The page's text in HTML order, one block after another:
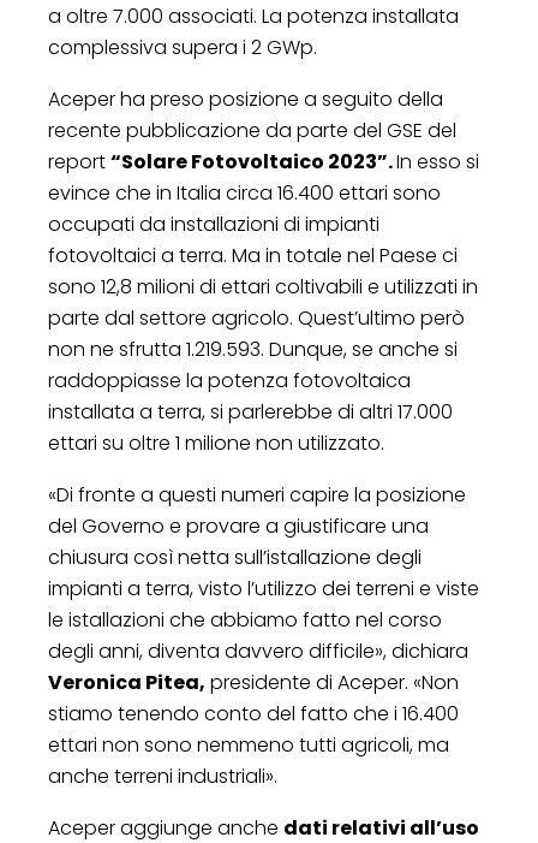
a oltre 7.000 associati. La potenza installata
complessiva supera i 2 GWp.
Aceper ha preso posizione a seguito della
recente pubblicazione da parte del GSE del
report“Solare Fotovoltaico 2023”.In esso si
evince che in Italia circa 16.400 ettari sono
occupati da installazioni di impianti
fotovoltaici a terra. Ma in totale nel Paese ci
sono 12,8 milioni di ettari coltivabili e utilizzati in
parte dal settore agricolo. Quest’ultimo però
non ne sfrutta 1.219.593. Dunque, se anche si
raddoppiasse la potenza fotovoltaica
installata a terra, si parlerebbe di altri 17.000
ettari su oltre 1 milione non utilizzato.
«Di fronte a questi numeri capire la posizione
del Governo e provare a giustificare una
chiusura così netta sull’istallazione degli
impianti a terra, visto l’utilizzo dei terreni e viste
le istallazioni che abbiamo fatto nel corso
degli anni, diventa davvero difficile», dichiara
Veronica Pitea, presidente di Aceper. «Non
stiamo tenendo conto del fatto che i 16.400
ettari non sono nemmeno tutti agricoli, ma
anche terreni industriali».
Aceper aggiunge anche dati relativi all’uso